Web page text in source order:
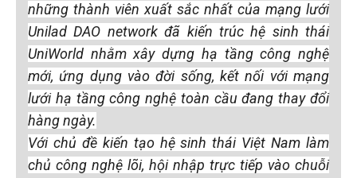
những thành viên xuất sắc nhất của mạng lưới
Unilad DAO network đã kiến trúc hệ sinh thái
UniWorld nhằm xây dựng hạ tầng công nghệ
mới, ứng dụng vào đời sống, kết nối với mạng
lưới hạ tầng công nghệ toàn cầu đang thay đổi
hàng ngày.
Với chủ đề kiến tạo hệ sinh thái Việt Nam làm
chủ công nghệ lõi, hội nhập trực tiếp vào chuỗi